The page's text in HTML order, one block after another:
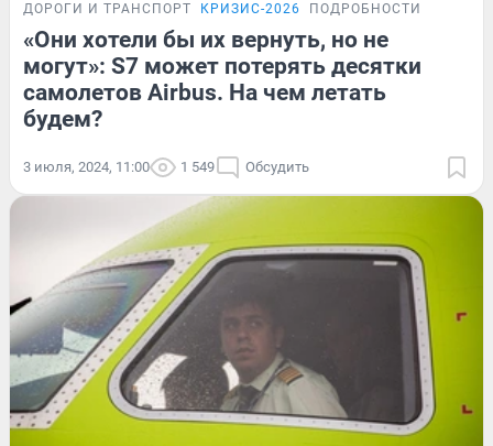
ДОРОГИ И ТРАНСПОРТ КРИЗИС-2026 ПОДРОБНОСТИ
«Они хотели бы их вернуть, но не
могут»: S7 может потерять десятки
самолетов Airbus. На чем летать
будем?
3 июля, 2024, 11:00 1 549 Обсудить